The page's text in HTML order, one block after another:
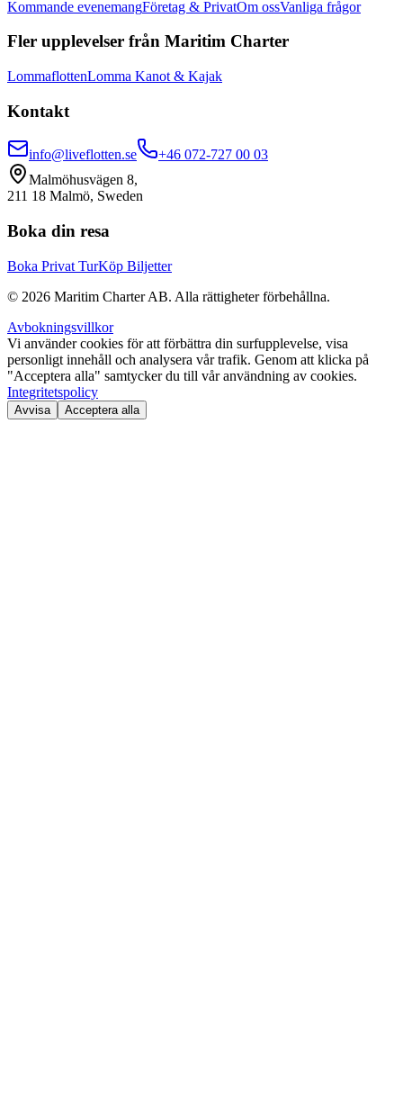
Kommande evenemangFöretag & PrivatOm ossVanliga frågor
Fler upplevelser från Maritim Charter
LommaflottenLomma Kanot & Kajak
Kontakt
info@liveflotten.se
+46 072-727 00 03
Malmöhusvägen 8,
211 18 Malmö, Sweden
Boka din resa
Boka Privat TurKöp Biljetter
© 2026 Maritim Charter AB. Alla rättigheter förbehållna.
Avbokningsvillkor
Vi använder cookies för att förbättra din surfupplevelse, visa
personligt innehåll och analysera vår trafik. Genom att klicka på
"Acceptera alla" samtycker du till vår användning av cookies.
Integritetspolicy
Avvisa Acceptera alla